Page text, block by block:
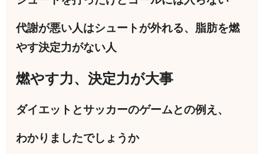
代謝が悪い人はシュートが外れる、脂肪を燃
やす決定力がない人
燃やす力、決定力が大事
ダイエットとサッカーのゲームとの例え、
わかりましたでしょうか